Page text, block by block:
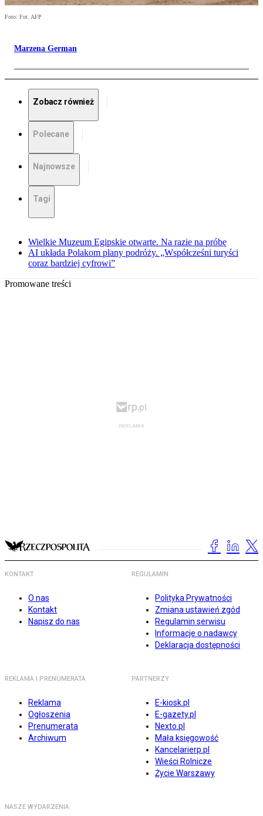
Foto: Fot. AFP
Marzena German
Zobacz również
Polecane
Najnowsze
Tagi
Wielkie Muzeum Egipskie otwarte. Na razie na próbę
AI układa Polakom plany podróży. „Współcześni turyści
coraz bardziej cyfrowi”
Promowane treści
KONTAKT
O nas
Kontakt
Napisz do nas
REGULAMIN
Polityka Prywatności
Zmiana ustawień zgód
Regulamin serwisu
Informacje o nadawcy
Deklaracja dostępności
REKLAMA I PRENUMERATA
Reklama
Ogłoszenia
Prenumerata
Archiwum
PARTNERZY
E-kiosk.pl
E-gazety.pl
Nexto.pl
Mała księgowość
Kancelarierp.pl
Wieści Rolnicze
Życie Warszawy
NASZE WYDARZENIA